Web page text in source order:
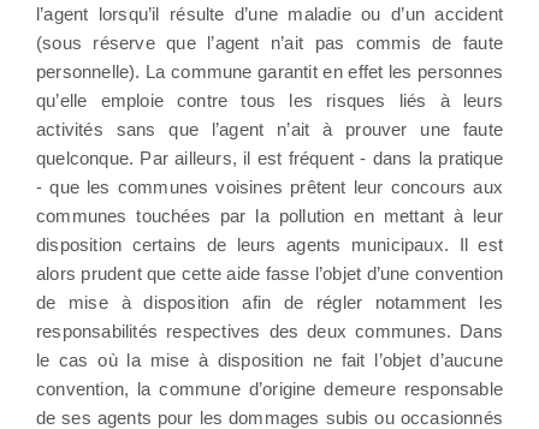
l’agent lorsqu’il résulte d’une maladie ou d’un accident
(sous réserve que l’agent n’ait pas commis de faute
personnelle). La commune garantit en effet les personnes
qu’elle emploie contre tous les risques liés à leurs
activités sans que l’agent n’ait à prouver une faute
quelconque. Par ailleurs, il est fréquent - dans la pratique
- que les communes voisines prêtent leur concours aux
communes touchées par la pollution en mettant à leur
disposition certains de leurs agents municipaux. Il est
alors prudent que cette aide fasse l’objet d’une convention
de mise à disposition afin de régler notamment les
responsabilités respectives des deux communes. Dans
le cas où la mise à disposition ne fait l’objet d’aucune
convention, la commune d’origine demeure responsable
de ses agents pour les dommages subis ou occasionnés